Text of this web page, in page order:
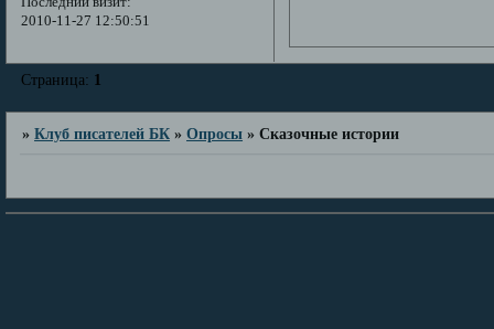
2010-11-27 12:50:51
Страница: 1
»Клуб писателей БК »Опросы »Сказочные истории